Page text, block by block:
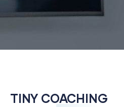
TINY COACHING